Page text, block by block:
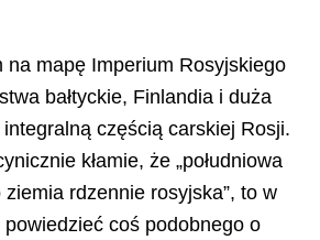
na mapę Imperium Rosyjskiego
bałtyckie, Finlandia i duża
integralną częścią carskiej Rosji.
kłamie, że „południowa
rdzennie rosyjska”, to w
powiedzieć coś podobnego o